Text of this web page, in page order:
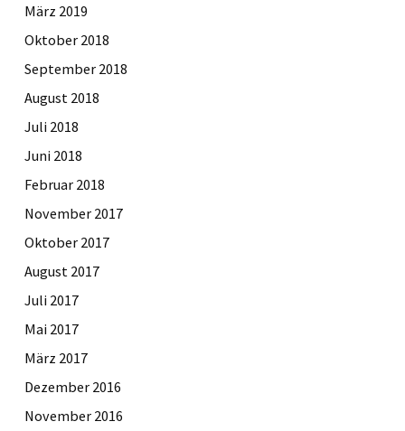
März 2019
Oktober 2018
September 2018
August 2018
Juli 2018
Juni 2018
Februar 2018
November 2017
Oktober 2017
August 2017
Juli 2017
Mai 2017
März 2017
Dezember 2016
November 2016